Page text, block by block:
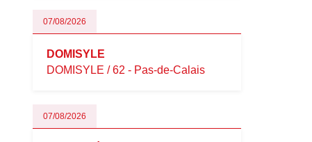
07/08/2026
DOMISYLE
DOMISYLE / 62 - Pas-de-Calais
07/08/2026